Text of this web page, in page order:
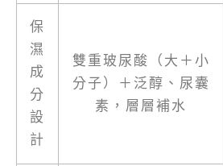
保
濕
成
分
設
計
雙重玻尿酸（大＋小
分子）＋泛醇、尿囊
素，層層補水